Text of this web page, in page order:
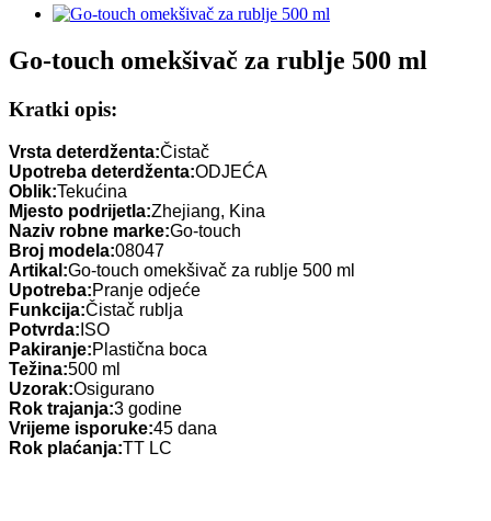
Go-touch omekšivač za rublje 500 ml
Kratki opis:
Vrsta deterdženta:Čistač
Upotreba deterdženta:ODJEĆA
Oblik:Tekućina
Mjesto podrijetla:Zhejiang, Kina
Naziv robne marke:Go-touch
Broj modela:08047
Artikal:Go-touch omekšivač za rublje 500 ml
Upotreba:Pranje odjeće
Funkcija:Čistač rublja
Potvrda: ISO
Pakiranje:Plastična boca
Težina:500 ml
Uzorak:Osigurano
Rok trajanja:3 godine
Vrijeme isporuke:45 dana
Rok plaćanja:TT LC